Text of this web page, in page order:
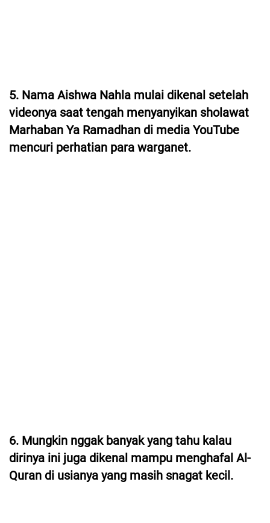
5. Nama Aishwa Nahla mulai dikenal setelah
videonya saat tengah menyanyikan sholawat
Marhaban Ya Ramadhan di media YouTube
mencuri perhatian para warganet.
6. Mungkin nggak banyak yang tahu kalau
dirinya ini juga dikenal mampu menghafal Al-
Quran di usianya yang masih snagat kecil.